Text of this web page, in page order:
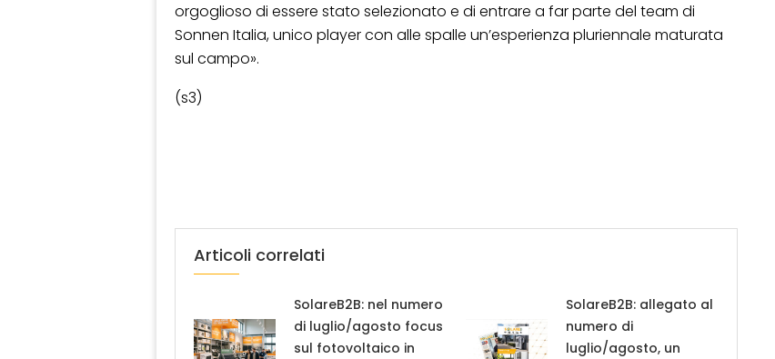
orgoglioso di essere stato selezionato e di entrare a far parte del team di
Sonnen Italia, unico player con alle spalle un’esperienza pluriennale maturata
sul campo».
(s3)
Articoli correlati
SolareB2B: nel numero
di luglio/agosto focus
sul fotovoltaico in
SolareB2B: allegato al
numero di
luglio/agosto, un